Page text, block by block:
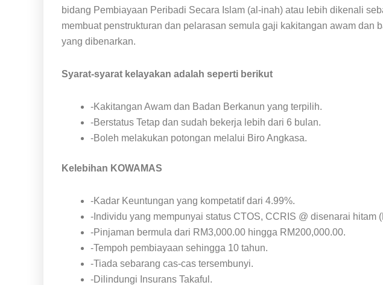
bidang Pembiayaan Peribadi Secara Islam (al-inah) atau lebih dikenali
membuat penstrukturan dan pelarasan semula gaji kakitangan awam
yang dibenarkan.
Syarat-syarat kelayakan adalah seperti berikut
-Kakitangan Awam dan Badan Berkanun yang terpilih.
-Berstatus Tetap dan sudah bekerja lebih dari 6 bulan.
-Boleh melakukan potongan melalui Biro Angkasa.
Kelebihan KOWAMAS
-Kadar Keuntungan yang kompetatif dari 4.99%.
-Individu yang mempunyai status CTOS, CCRIS @ disenarai hitam
-Pinjaman bermula dari RM3,000.00 hingga RM200,000.00.
-Tempoh pembiayaan sehingga 10 tahun.
-Tiada sebarang cas-cas tersembunyi.
-Dilindungi Insurans Takaful.